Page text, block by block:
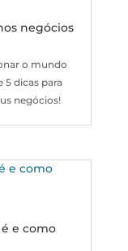
negócios
o mundo
5 dicas para
negócios!
e como